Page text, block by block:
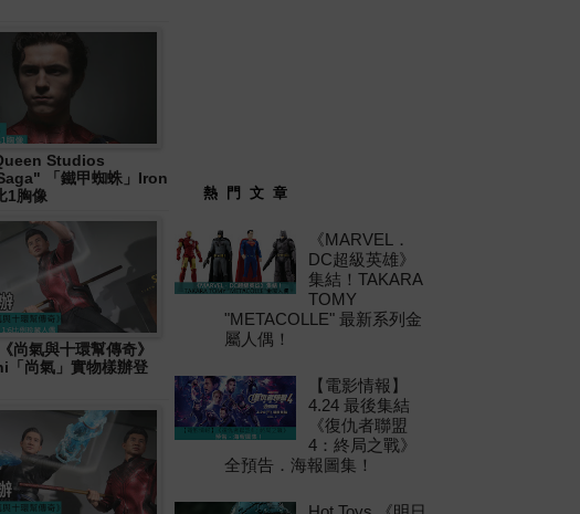
Studios
「鐵甲蜘蛛」Iron
1胸像
尚氣與十環幫傳奇》
「尚氣」實物樣辦登
熱 門 文 章
《MARVEL．
DC超級英雄》
集結！TAKARA
TOMY
"METACOLLE" 最新系列金
屬人偶！
【電影情報】
4.24 最後集結
《復仇者聯盟
4：終局之戰》
全預告．海報圖集！